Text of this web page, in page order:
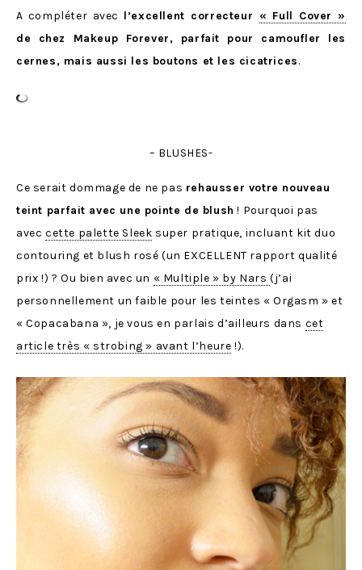
A compléter avec l’excellent correcteur « Full Cover »
de chez Makeup Forever, parfait pour camoufler les
cernes, mais aussi les boutons et les cicatrices.
– BLUSHES-
Ce serait dommage de ne pas rehausser votre nouveau
teint parfait avec une pointe de blush ! Pourquoi pas
avec cette palette Sleek super pratique, incluant kit duo
contouring et blush rosé (un EXCELLENT rapport qualité
prix !) ? Ou bien avec un « Multiple » by Nars(j’ai
personnellement un faible pour les teintes « Orgasm » et
« Copacabana », je vous en parlais d’ailleurs dans cet
article très « strobing » avant l’heure !).